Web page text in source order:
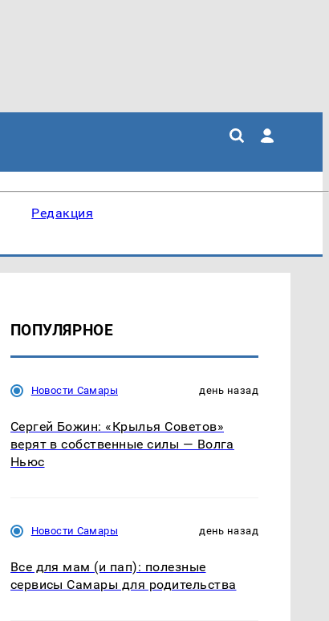
Редакция
ПОПУЛЯРНОЕ
Новости Самары день назад
Сергей Божин: «Крылья Советов»
верят в собственные силы — Волга
Ньюс
Новости Самары день назад
Все для мам (и пап): полезные
сервисы Самары для родительства